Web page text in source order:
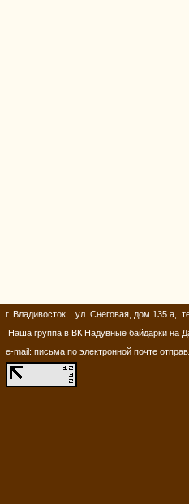
г. Владивосток, ул. Снеговая, дом 135 а,
Наша группа в ВК Надувные байдарки на
e-mail: письма по электронной почте